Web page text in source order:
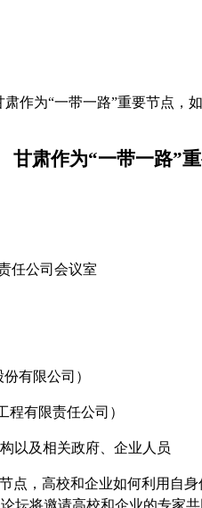
肃作为“一带一路”重要节点
甘肃作为“一带一路”
任公司会议室
有限公司）
程有限责任公司）
以及相关政府、企业人员
节点，高校和企业如何利用自
坛将邀请高校和企业的专家共